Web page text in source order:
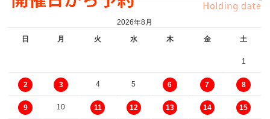
2026年8月
日
月 火 水 木 金 土
1
2 3 4 5 6 7 8
9 10 11 12 13 14 15